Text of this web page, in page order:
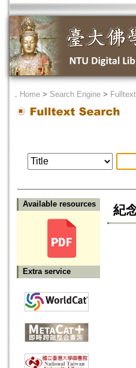
． Home > Search Engine >
Available resources
Extra service
紀